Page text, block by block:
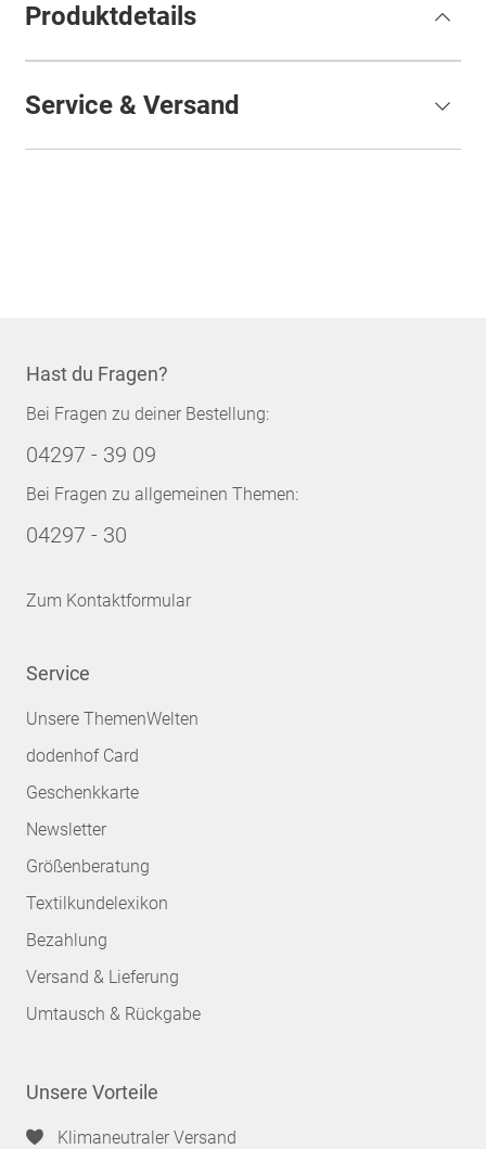
Produktdetails
Service & Versand
Hast du Fragen?
Bei Fragen zu deiner Bestellung:
04297 - 39 09
Bei Fragen zu allgemeinen Themen:
04297 - 30
Zum Kontaktformular
Service
Unsere ThemenWelten
dodenhof Card
Geschenkkarte
Newsletter
Größenberatung
Textilkundelexikon
Bezahlung
Versand & Lieferung
Umtausch & Rückgabe
Unsere Vorteile
Klimaneutraler Versand